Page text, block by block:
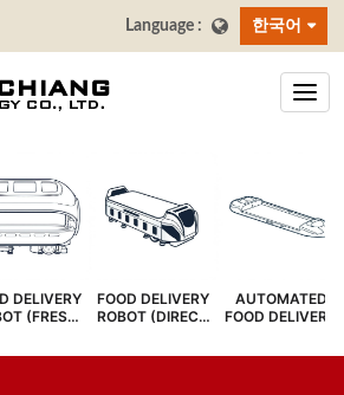
한국어
DELIVERY
(FRESH
FOOD DELIVERY
ROBOT (DIRECT
AUTOMATED
FOOD DELIVERY